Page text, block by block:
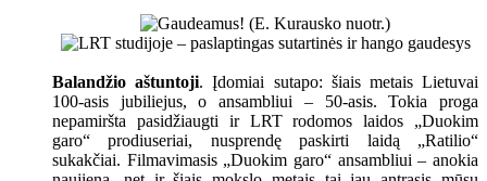
Balandžio aštuntoji. Įdomiai sutapo: šiais metais Lietuvai
100-asis jubiliejus, o ansambliui – 50-asis. Tokia proga
nepamiršta pasidžiaugti ir LRT rodomos laidos „Duokim
garo“ prodiuseriai, nusprendę paskirti laidą „Ratilio“
sukakčiai. Filmavimasis „Duokim garo“ ansambliui – anokia